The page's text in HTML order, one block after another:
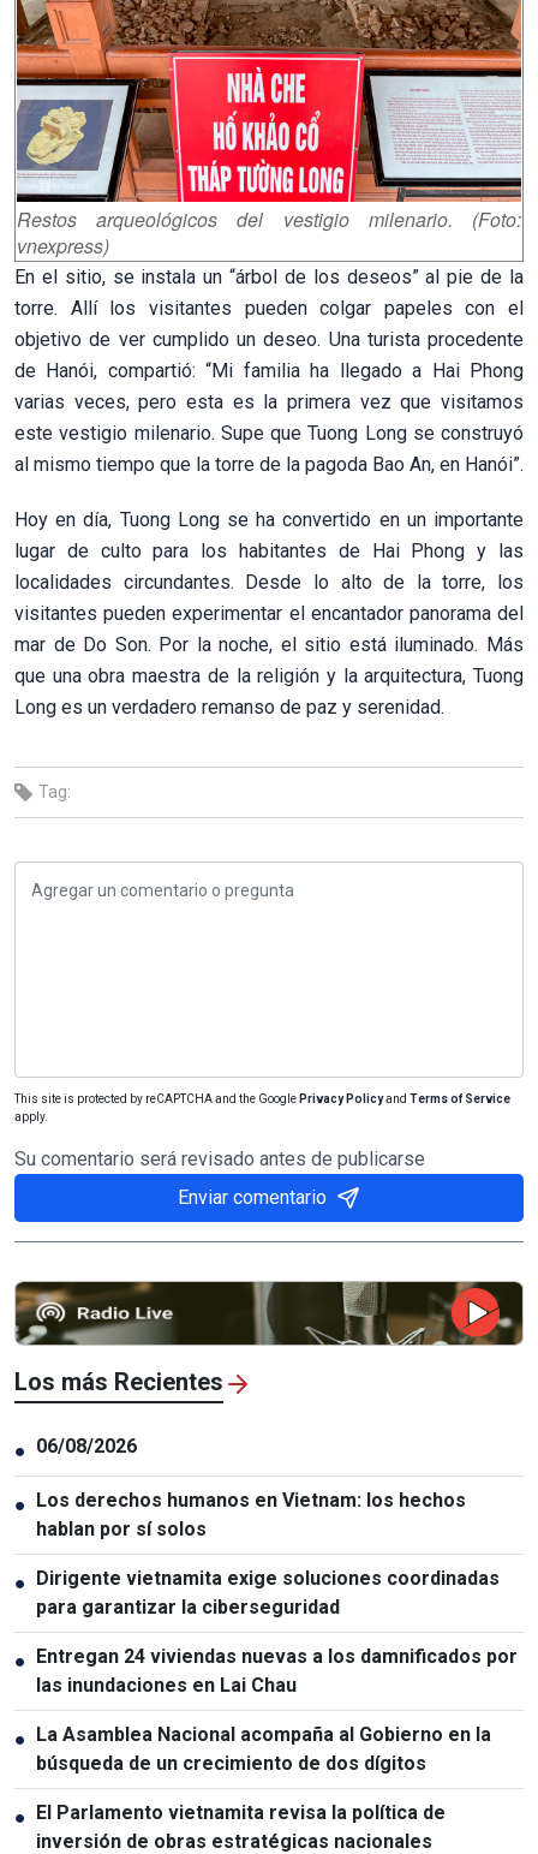
Restos arqueológicos del vestigio milenario. (Foto:
vnexpress)
En el sitio, se instala un “árbol de los deseos” al pie de la
torre. Allí los visitantes pueden colgar papeles con el
objetivo de ver cumplido un deseo. Una turista procedente
de Hanói, compartió: “Mi familia ha llegado a Hai Phong
varias veces, pero esta es la primera vez que visitamos
este vestigio milenario. Supe que Tuong Long se construyó
al mismo tiempo que la torre de la pagoda Bao An, en Hanói”.
Hoy en día, Tuong Long se ha convertido en un importante
lugar de culto para los habitantes de Hai Phong y las
localidades circundantes. Desde lo alto de la torre, los
visitantes pueden experimentar el encantador panorama del
mar de Do Son. Por la noche, el sitio está iluminado. Más
que una obra maestra de la religión y la arquitectura, Tuong
Long es un verdadero remanso de paz y serenidad.
Tag:
This site is protected by reCAPTCHA and the Google Privacy Policyand Terms of Service
apply.
Su comentario será revisado antes de publicarse
Enviar comentario
Los más Recientes
● 06/08/2026
● Los derechos humanos en Vietnam: los hechos
hablan por sí solos
● Dirigente vietnamita exige soluciones coordinadas
para garantizar la ciberseguridad
● Entregan 24 viviendas nuevas a los damnificados por
las inundaciones en Lai Chau
● La Asamblea Nacional acompaña al Gobierno en la
búsqueda de un crecimiento de dos dígitos
● El Parlamento vietnamita revisa la política de
inversión de obras estratégicas nacionales